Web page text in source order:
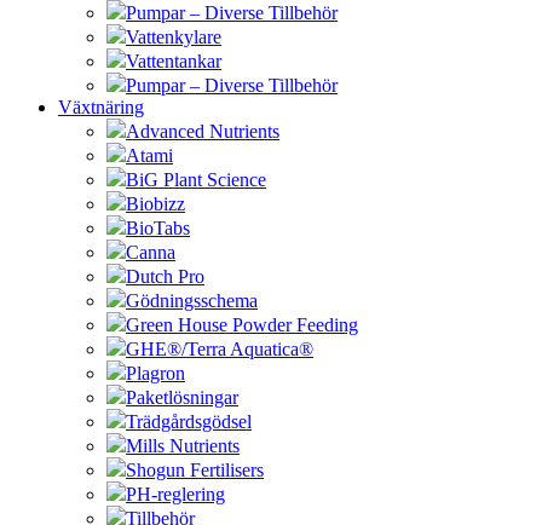
Pumpar – Diverse Tillbehör
Vattenkylare
Vattentankar
Pumpar – Diverse Tillbehör
Växtnäring
Advanced Nutrients
Atami
BiG Plant Science
Biobizz
BioTabs
Canna
Dutch Pro
Gödningsschema
Green House Powder Feeding
GHE®/Terra Aquatica®
Plagron
Paketlösningar
Trädgårdsgödsel
Mills Nutrients
Shogun Fertilisers
PH-reglering
Tillbehör